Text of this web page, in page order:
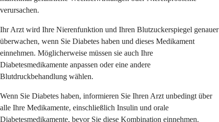
verursachen.
Ihr Arzt wird Ihre Nierenfunktion und Ihren Blutzuckerspiegel genauer
überwachen, wenn Sie Diabetes haben und dieses Medikament
einnehmen. Möglicherweise müssen sie auch Ihre
Diabetesmedikamente anpassen oder eine andere
Blutdruckbehandlung wählen.
Wenn Sie Diabetes haben, informieren Sie Ihren Arzt unbedingt über
alle Ihre Medikamente, einschließlich Insulin und orale
Diabetesmedikamente, bevor Sie diese Kombination einnehmen.